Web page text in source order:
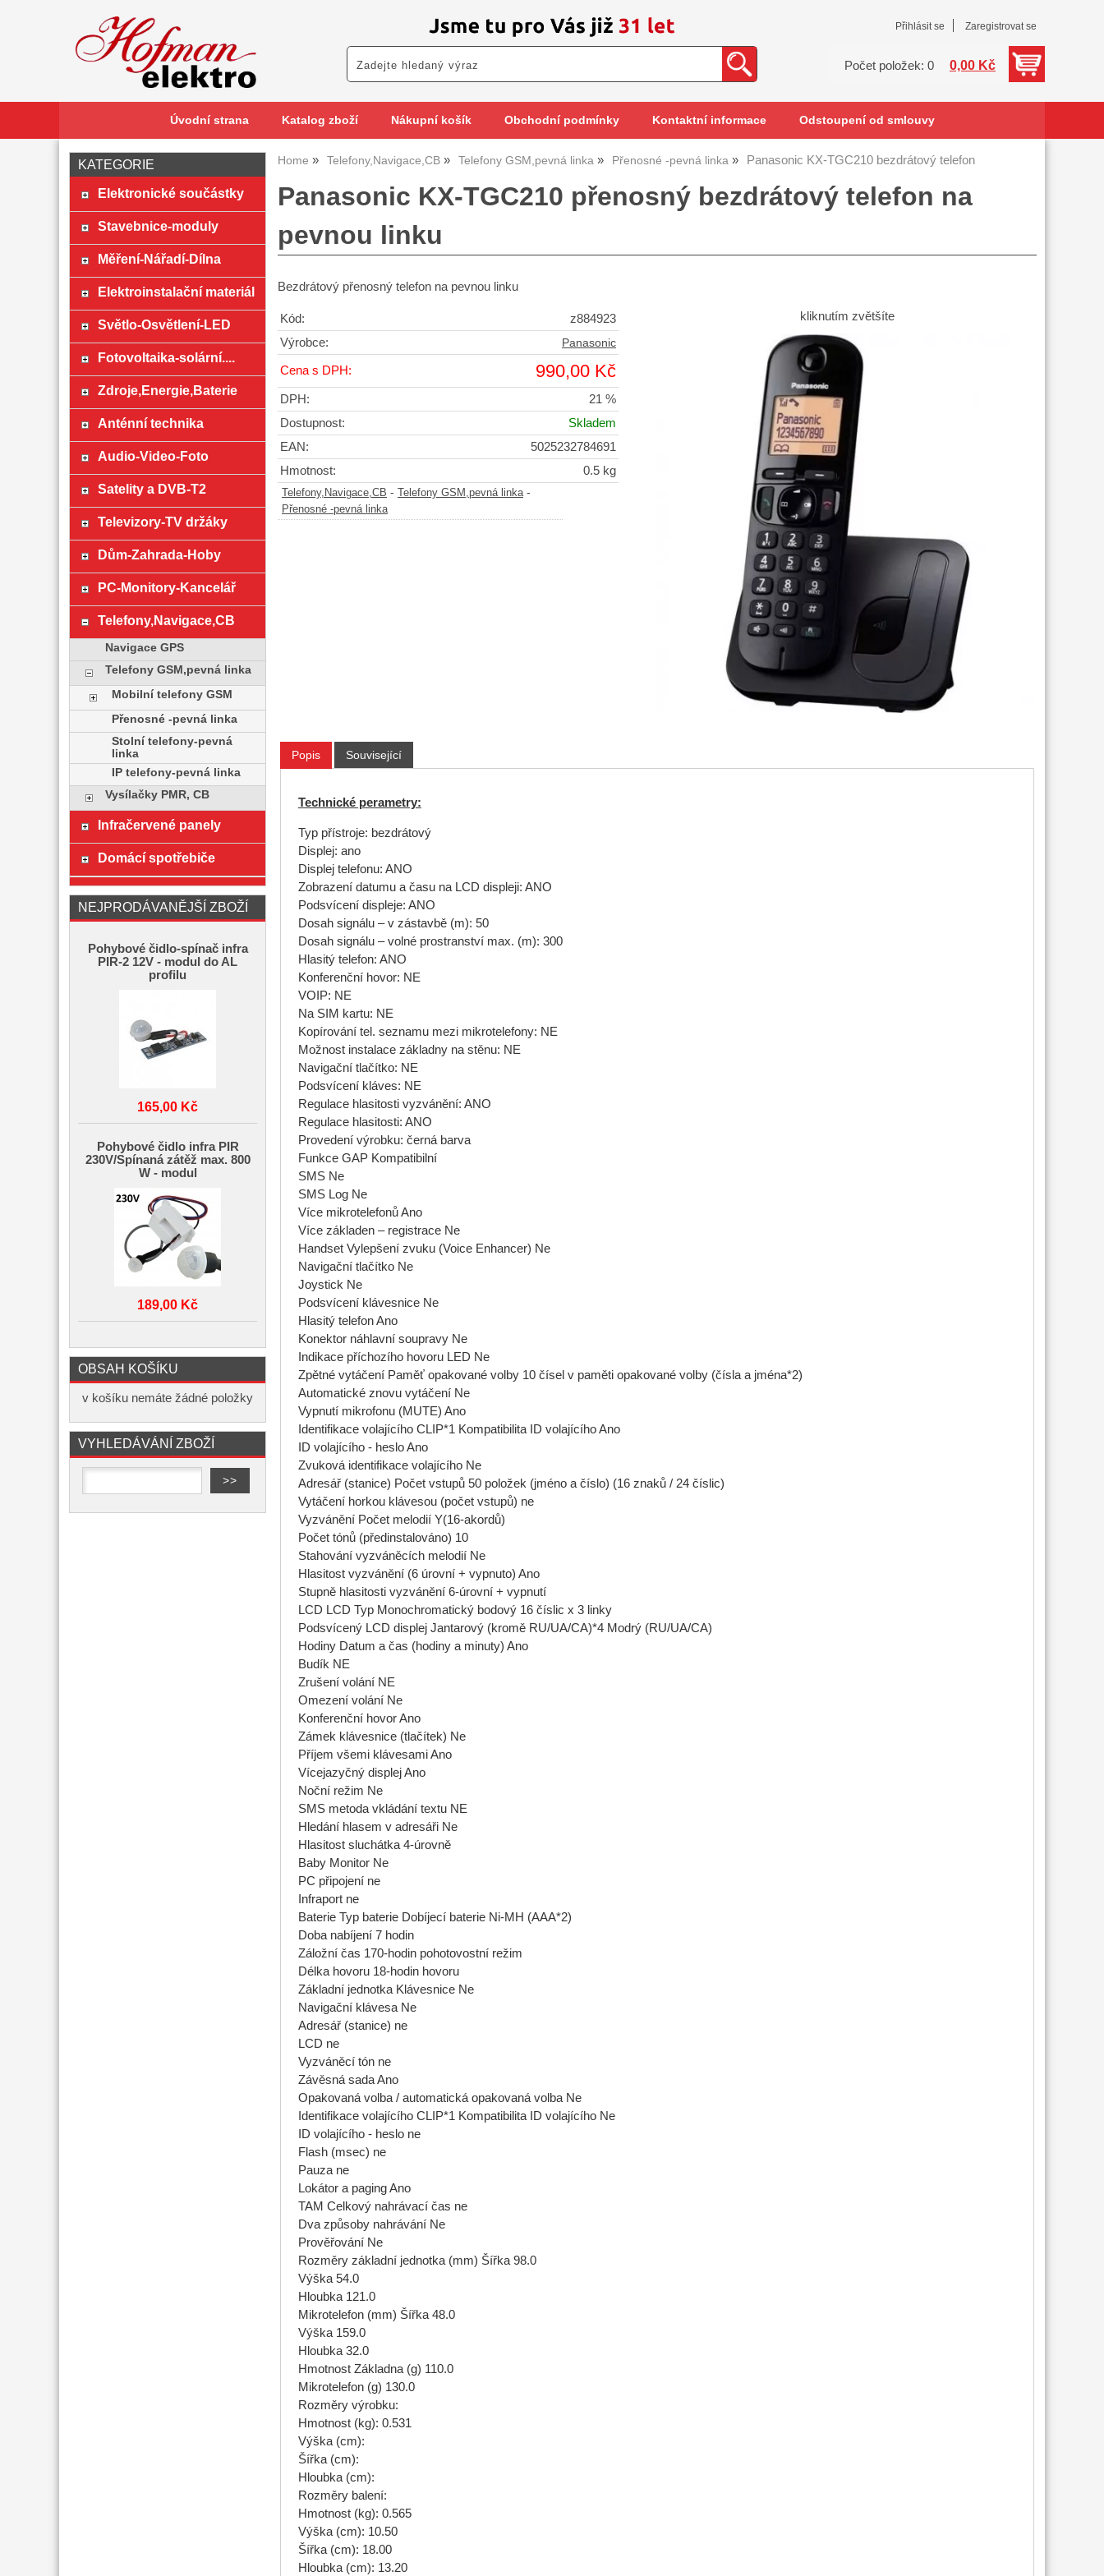
Přihlásit se Zaregistrovat se
Počet položek: 0 0,00 Kč
Úvodní strana Katalog zboží Nákupní košík Obchodní podmínky Kontaktní informace Odstoupení od smlouvy
Home Telefony,Navigace,CB Telefony GSM,pevná linka Přenosné -pevná linka Panasonic KX-TGC210 bezdrátový telefon
Panasonic KX-TGC210 přenosný bezdrátový telefon na
pevnou linku
Bezdrátový přenosný telefon na pevnou linku
kliknutím zvětšíte
Kód:
z884923
Výrobce:
Panasonic
Cena s DPH: 990,00 Kč
DPH:
21 %
Dostupnost:
Skladem
EAN:
5025232784691
Hmotnost:
0.5 kg
Telefony,Navigace,CB - Telefony GSM,pevná linka-
Přenosné -pevná linka
Popis Související
Technické perametry:
Typ přístroje: bezdrátový
Displej: ano
Displej telefonu: ANO
Zobrazení datumu a času na LCD displeji: ANO
Podsvícení displeje: ANO
Dosah signálu – v zástavbě (m): 50
Dosah signálu – volné prostranství max. (m): 300
Hlasitý telefon: ANO
Konferenční hovor: NE
VOIP: NE
Na SIM kartu: NE
Kopírování tel. seznamu mezi mikrotelefony: NE
Možnost instalace základny na stěnu: NE
Navigační tlačítko: NE
Podsvícení kláves: NE
Regulace hlasitosti vyzvánění: ANO
Regulace hlasitosti: ANO
Provedení výrobku: černá barva
Funkce GAP Kompatibilní
SMS Ne
SMS Log Ne
Více mikrotelefonů Ano
Více základen – registrace Ne
Handset Vylepšení zvuku (Voice Enhancer) Ne
Navigační tlačítko Ne
Joystick Ne
Podsvícení klávesnice Ne
Hlasitý telefon Ano
Konektor náhlavní soupravy Ne
Indikace příchozího hovoru LED Ne
Zpětné vytáčení Paměť opakované volby 10 čísel v paměti opakované volby (čísla a jména*2)
Automatické znovu vytáčení Ne
Vypnutí mikrofonu (MUTE) Ano
Identifikace volajícího CLIP*1 Kompatibilita ID volajícího Ano
ID volajícího - heslo Ano
Zvuková identifikace volajícího Ne
Adresář (stanice) Počet vstupů 50 položek (jméno a číslo) (16 znaků / 24 číslic)
Vytáčení horkou klávesou (počet vstupů) ne
Vyzvánění Počet melodií Y(16-akordů)
Počet tónů (předinstalováno) 10
Stahování vyzváněcích melodií Ne
Hlasitost vyzvánění (6 úrovní + vypnuto) Ano
Stupně hlasitosti vyzvánění 6-úrovní + vypnutí
LCD LCD Typ Monochromatický bodový 16 číslic x 3 linky
Podsvícený LCD displej Jantarový (kromě RU/UA/CA)*4 Modrý (RU/UA/CA)
Hodiny Datum a čas (hodiny a minuty) Ano
Budík NE
Zrušení volání NE
Omezení volání Ne
Konferenční hovor Ano
Zámek klávesnice (tlačítek) Ne
Příjem všemi klávesami Ano
Vícejazyčný displej Ano
Noční režim Ne
SMS metoda vkládání textu NE
Hledání hlasem v adresáři Ne
Hlasitost sluchátka 4-úrovně
Baby Monitor Ne
PC připojení ne
Infraport ne
Baterie Typ baterie Dobíjecí baterie Ni-MH (AAA*2)
Doba nabíjení 7 hodin
Záložní čas 170-hodin pohotovostní režim
Délka hovoru 18-hodin hovoru
Základní jednotka Klávesnice Ne
Navigační klávesa Ne
Adresář (stanice) ne
LCD ne
Vyzváněcí tón ne
Závěsná sada Ano
Opakovaná volba / automatická opakovaná volba Ne
Identifikace volajícího CLIP*1 Kompatibilita ID volajícího Ne
ID volajícího - heslo ne
Flash (msec) ne
Pauza ne
Lokátor a paging Ano
TAM Celkový nahrávací čas ne
Dva způsoby nahrávání Ne
Prověřování Ne
Rozměry základní jednotka (mm) Šířka 98.0
Výška 54.0
Hloubka 121.0
Mikrotelefon (mm) Šířka 48.0
Výška 159.0
Hloubka 32.0
Hmotnost Základna (g) 110.0
Mikrotelefon (g) 130.0
Rozměry výrobku:
Hmotnost (kg): 0.531
Výška (cm):
Šířka (cm):
Hloubka (cm):
Rozměry balení:
Hmotnost (kg): 0.565
Výška (cm): 10.50
Šířka (cm): 18.00
Hloubka (cm): 13.20
KATEGORIE
Elektronické součástky
Stavebnice-moduly
Měření-Nářadí-Dílna
Elektroinstalační materiál
Světlo-Osvětlení-LED
Fotovoltaika-solární....
Zdroje,Energie,Baterie
Anténní technika
Audio-Video-Foto
Satelity a DVB-T2
Televizory-TV držáky
Dům-Zahrada-Hoby
PC-Monitory-Kancelář
Telefony,Navigace,CB
Navigace GPS
Telefony GSM,pevná linka
Mobilní telefony GSM
Přenosné -pevná linka
Stolní telefony-pevná
linka
IP telefony-pevná linka
Vysílačky PMR, CB
Infračervené panely
Domácí spotřebiče
NEJPRODÁVANĚJŠÍ ZBOŽÍ
Pohybové čidlo-spínač infra
PIR-2 12V - modul do AL
profilu
165,00 Kč
Pohybové čidlo infra PIR
230V/Spínaná zátěž max. 800
W - modul
189,00 Kč
OBSAH KOŠÍKU
v košíku nemáte žádné položky
VYHLEDÁVÁNÍ ZBOŽÍ